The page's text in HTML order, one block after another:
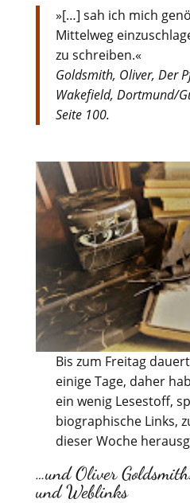
»[…] sah ich mich
Mittelweg
zu schreiben.«
Goldsmith, Oliver, Der
Wakefield, Dortmund/
Seite 100.
Bis zum Freitag
einige Tage, daher
ein wenig Lesestoff,
biographische Links,
dieser Woche
…und Oliver
und Weblinks